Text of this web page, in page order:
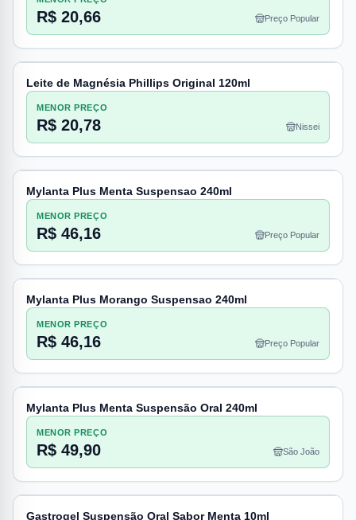
R$ 20,66 Preço Popular
Leite de Magnésia Phillips Original 120ml
MENOR PREÇO
R$ 20,78 Nissei
Mylanta Plus Menta Suspensao 240ml
MENOR PREÇO
R$ 46,16 Preço Popular
Mylanta Plus Morango Suspensao 240ml
MENOR PREÇO
R$ 46,16 Preço Popular
Mylanta Plus Menta Suspensão Oral 240ml
MENOR PREÇO
R$ 49,90 São João
Gastrogel Suspensão Oral Sabor Menta 10ml